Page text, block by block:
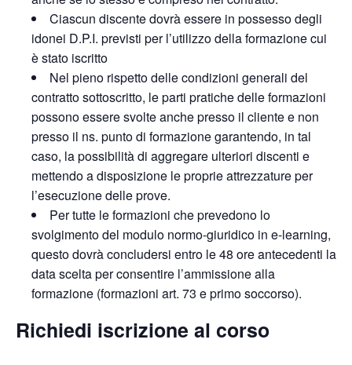
Ciascun discente dovrà essere in possesso degli
idonei D.P.I. previsti per l’utilizzo della formazione cui
è stato iscritto
Nel pieno rispetto delle condizioni generali del
contratto sottoscritto, le parti pratiche delle formazioni
possono essere svolte anche presso il cliente e non
presso il ns. punto di formazione garantendo, in tal
caso, la possibilità di aggregare ulteriori discenti e
mettendo a disposizione le proprie attrezzature per
l’esecuzione delle prove.
Per tutte le formazioni che prevedono lo
svolgimento del modulo normo-giuridico in e-learning,
questo dovrà concludersi entro le 48 ore antecedenti la
data scelta per consentire l’ammissione alla
formazione (formazioni art. 73 e primo soccorso).
Richiedi iscrizione al corso